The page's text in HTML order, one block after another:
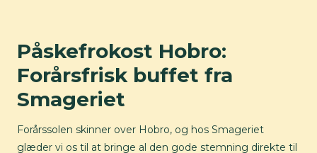
Påskefrokost Hobro:
Forårsfrisk buffet fra
Smageriet
Forårssolen skinner over Hobro, og hos Smageriet
glæder vi os til at bringe al den gode stemning direkte til